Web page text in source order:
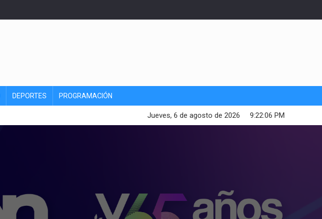
DEPORTES PROGRAMACIÓN
9:22:07 PM
Jueves, 6 de agosto de 2026